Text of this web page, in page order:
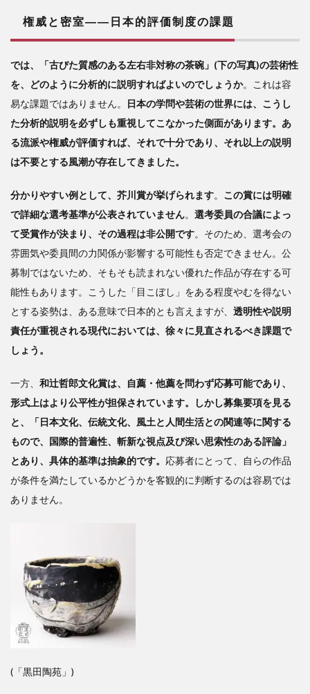
権威と密室――日本的評価制度の課題
では、「古びた質感のある左右非対称の茶碗」(下の写真)の芸術性
を、どのように分析的に説明すればよいのでしょうか。これは容
易な課題ではありません。
日本の学問や芸術の世界には、こうし
た分析的説明を必ずしも重視してこなかった側面があります。あ
る流派や権威が評価すれば、それで十分であり、それ以上の説明
は不要とする風潮が存在してきました。
分かりやすい例として、芥川賞が挙げられます。 この賞には明確
で詳細な選考基準が公表されていません。 選考委員の合議によっ
て受賞作が決まり、その過程は非公開です。そのため、選考会の
雰囲気や委員間の力関係が影響する可能性も否定できません。公
募制ではないため、そもそも読まれない優れた作品が存在する可
能性もあります。こうした「目こぼし」をある程度やむを得ない
とする姿勢は、ある意味で日本的とも言えますが、 透明性や説明
責任が重視される現代においては、徐々に見直されるべき課題で
しょう。
一方、 和辻哲郎文化賞は、自薦・他薦を問わず応募可能であり、
形式上はより公平性が担保されています。しかし募集要項を見る
と、「日本文化、伝統文化、風土と人間生活との関連等に関する
もので、国際的普遍性、斬新な視点及び深い思索性のある評論」
とあり、具体的基準は抽象的です。 応募者にとって、自らの作品
が条件を満たしているかどうかを客観的に判断するのは容易では
ありません。
(「黒田陶苑」)